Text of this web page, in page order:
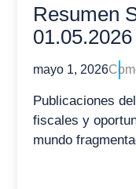
Resumen
01.05.2026
mayo 1, 2026
Publicaciones
fiscales y
mundo